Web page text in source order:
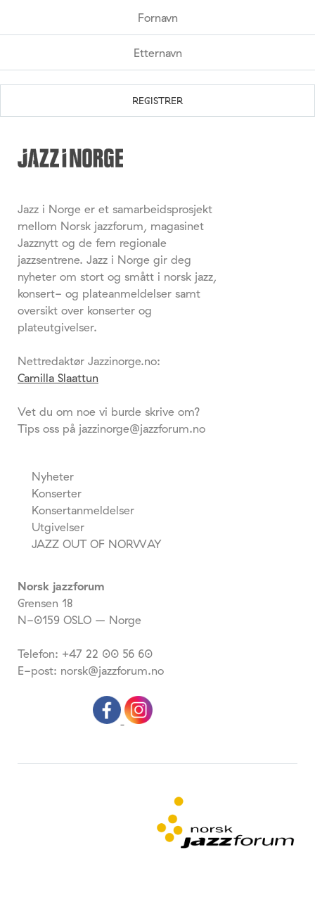
Jazz i Norge er et samarbeidsprosjekt
mellom Norsk jazzforum, magasinet
Jazznytt og de fem regionale
jazzsentrene. Jazz i Norge gir deg
nyheter om stort og smått i norsk jazz,
konsert- og plateanmeldelser samt
oversikt over konserter og
plateutgivelser.
Nettredaktør Jazzinorge.no:
Camilla Slaattun
Vet du om noe vi burde skrive om?
Tips oss på jazzinorge@jazzforum.no
Nyheter
Konserter
Konsertanmeldelser
Utgivelser
JAZZ OUT OF NORWAY
Norsk jazzforum
Grensen 18
N-0159 OSLO – Norge
Telefon: +47 22 00 56 60
E-post: norsk@jazzforum.no